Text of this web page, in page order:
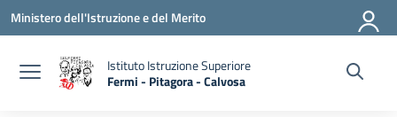
Vai ai contenuti
Vai al menu di navigazione
Vai al footer
Ministero dell'Istruzione e del Merito
Istituto Istruzione Superiore
Fermi - Pitagora - Calvosa
— Visita la pagina iniziale della scuola